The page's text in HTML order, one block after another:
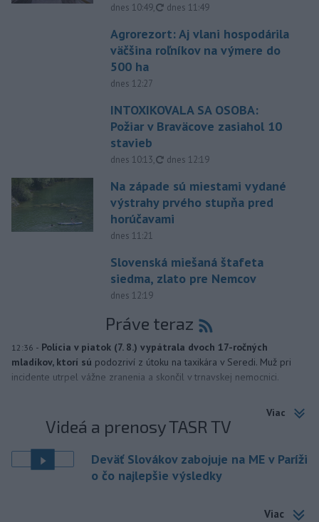
dnes 10:49, aktualizované
dnes 11:49
Agrorezort: Aj vlani hospodárila
väčšina roľníkov na výmere do
500 ha
dnes 12:27
INTOXIKOVALA SA OSOBA:
Požiar v Braväcove zasiahol 10
stavieb
dnes 10:13, aktualizované
dnes 12:19
Na západe sú miestami vydané
výstrahy prvého stupňa pred
horúčavami
dnes 11:21
Slovenská miešaná štafeta
siedma, zlato pre Nemcov
dnes 12:19
Práve teraz
12:36 - Polícia v piatok (7. 8.) vypátrala dvoch 17-ročných
mladíkov, ktorí sú podozriví z útoku na taxikára v Seredi. Muž pri
incidente utrpel vážne zranenia a skončil v trnavskej nemocnici.
Viac
Videá a prenosy TASR TV
Deväť Slovákov zabojuje na ME v Paríži
o čo najlepšie výsledky
Viac